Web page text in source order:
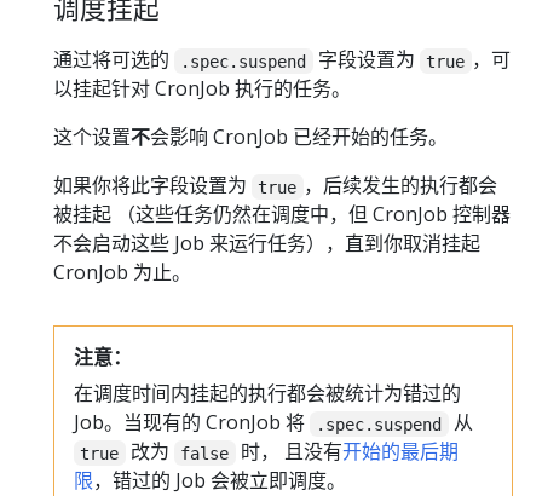
调度挂起
通过将可选的 .spec.suspend 字段设置为 true ，可
以挂起针对 CronJob 执行的任务。
这个设置不会影响 CronJob 已经开始的任务。
如果你将此字段设置为
true ，后续发生的执行都会
被挂起 （这些任务仍然在调度中，但 CronJob 控制器
不会启动这些 Job 来运行任务），直到你取消挂起
CronJob 为止。
注意：
在调度时间内挂起的执行都会被统计为错过的
Job。当现有的 CronJob 将
.spec.suspend 从
true 改为 false 时， 且没有开始的最后期
限，错过的 Job 会被立即调度。